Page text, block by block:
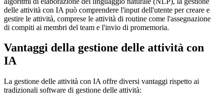
delle attività con IA può comprendere l'input dell'utente per creare e
gestire le attività, comprese le attività di routine come l'assegnazione
di compiti ai membri del team e l'invio di promemoria.
Vantaggi della gestione delle attività con
IA
La gestione delle attività con IA offre diversi vantaggi rispetto ai
tradizionali software di gestione delle attività: